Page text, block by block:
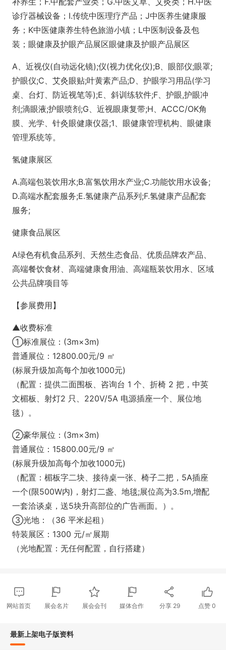
诊疗器械设备；I.传统中医理疗产品；J中医养生健康服
务；K中医健康养生特色旅游小镇；L中医制设备及包
装；眼健康及护眼产品展区眼健康及护眼产品展区
A、近视仪(自动远化镜);仪(视力优化仪);B、眼部仪;眼罩;
护眼仪;C、艾灸眼贴;叶黄素产品;D、护眼学习用品(学习
桌、台灯、防近视笔等);E、斜训练软件;F、护眼,护眼冲
剂;滴眼液;护眼喷剂;G、近视眼康复带;H、ACCC/OK角
膜、光学、针灸眼健康仪器;1、眼健康管理机构、眼健康
管理系统等。
氢健康展区
A.高端包装饮用水;B.富氢饮用水产业;C.功能饮用水设备;
D.高端水配套服务;E.氢健康产品系列;F.氢健康产品配套
服务;
健康食品展区
A绿色有机食品系列、天然生态食品、优质品牌农产品、
高端餐饮食材、高端健康食用油、高端瓶装饮用水、区域
公共品牌项目等
【参展费用】
▲收费标准
①标准展位：(3m×3m)
普通展位：12800.00元/9 ㎡
(标展升级加高每个加收1000元)
（配置：提供二面围板、咨询台 1 个、折椅 2 把，中英
文楣板、射灯2 只、220V/5A 电源插座一个、展位地
毯）。
②豪华展位：(3m×3m)
普通展位：15800.00元/9 ㎡
(标展升级加高每个加收1000元)
（配置：楣板字二块、接待桌一张、椅子二把，5A插座
一个(限500W内)，射灯二盏、地毯;展位高为3.5m,增配
一套洽谈桌，送5块升高部位的广告画面。）。
➂光地：（36 平米起租）
特装展区：1300 元/㎡展期
（光地配置：无任何配置，自行搭建）
网站首页 展会名片 展会会刊 媒体合作 分享 29 点赞0
最新上架电子版资料